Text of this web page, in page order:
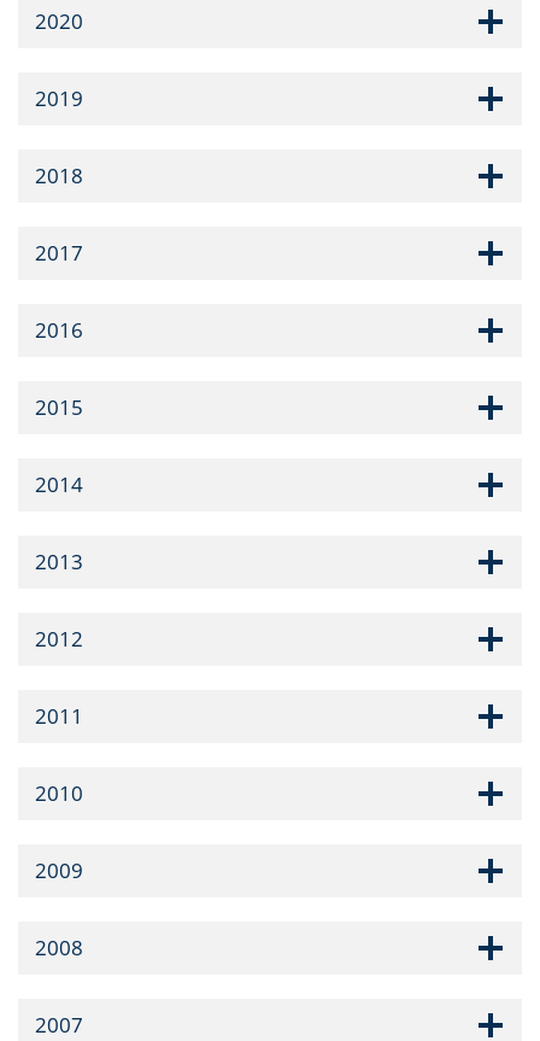
2020
2019
2018
2017
2016
2015
2014
2013
2012
2011
2010
2009
2008
2007